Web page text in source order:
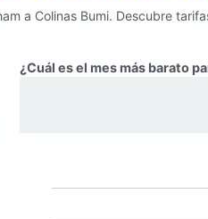
a Colinas Bumi. Descubre
¿Cuál es el mes más barato